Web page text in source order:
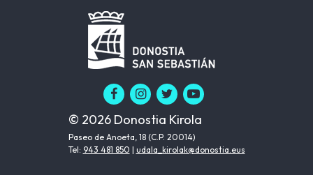
© 2026 Donostia Kirola
Paseo de Anoeta, 18 (C.P. 20014)
Tel: 943 481 850 | udala_kirolak@donostia.eus